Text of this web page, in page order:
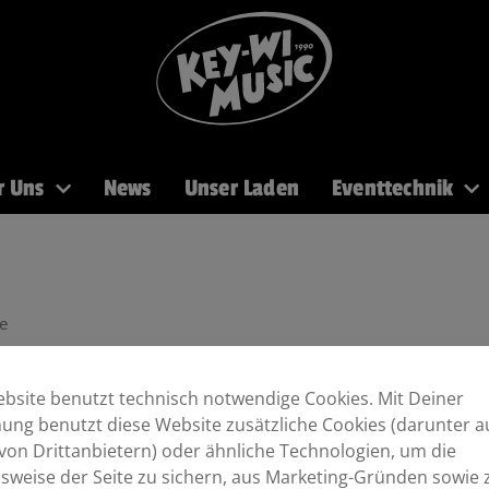
Uns News Unser Laden Eventtechnik
benutzt technisch notwendige Cookies. Mit Deiner
benutzt diese Website zusätzliche Cookies (darunter
Drittanbietern) oder ähnliche Technologien, um die
der Seite zu sichern, aus Marketing-Gründen sowie